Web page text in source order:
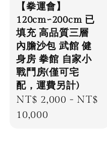
【拳運會】
120cm~200cm 已
填充 高品質三層
內膽沙包 武館 健
身房 拳館 自家小
戰鬥房(僅可宅
配，運費另計)
Regular
price
NT$ 2,000 - NT$
10,000